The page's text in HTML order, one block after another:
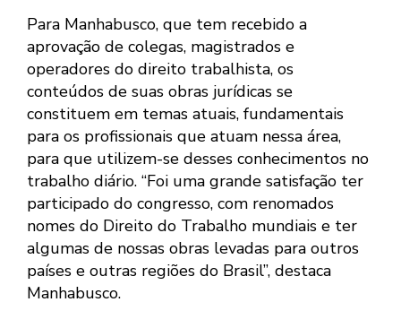
Para Manhabusco, que tem recebido a
aprovação de colegas, magistrados e
operadores do direito trabalhista, os
conteúdos de suas obras jurídicas se
constituem em temas atuais, fundamentais
para os profissionais que atuam nessa área,
para que utilizem-se desses conhecimentos no
trabalho diário. “Foi uma grande satisfação ter
participado do congresso, com renomados
nomes do Direito do Trabalho mundiais e ter
algumas de nossas obras levadas para outros
países e outras regiões do Brasil”, destaca
Manhabusco.